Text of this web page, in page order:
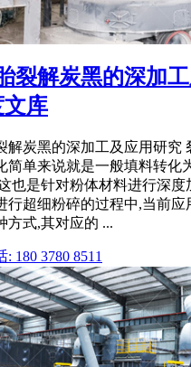
裂解炭黑的深加
文库
解炭黑的深加工及应用研究
简单来说就是一般填料转化
也是针对粉体材料进行深度
行超细粉碎的过程中,当前应
方式,其对应的 ...
180 3780 8511